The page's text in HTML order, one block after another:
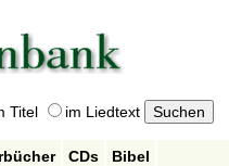
Titel im Liedtext
CDs
Bibel